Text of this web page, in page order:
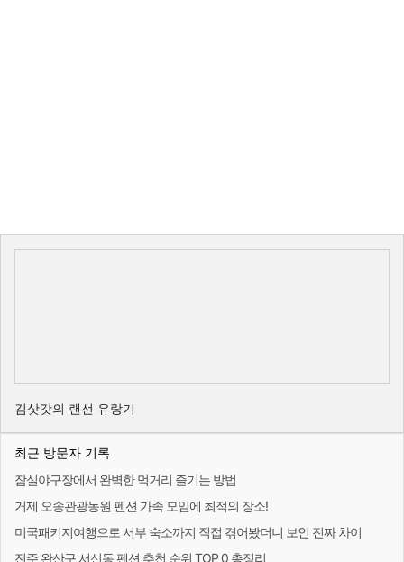
김삿갓의 랜선 유랑기
최근 방문자 기록
잠실야구장에서 완벽한 먹거리 즐기는 방법
거제 오송관광농원 펜션 가족 모임에 최적의 장소!
미국패키지여행으로 서부 숙소까지 직접 겪어봤더니 보인 진짜 차이
전주 완산구 서신동 펜션 추천 순위 TOP 0 총정리